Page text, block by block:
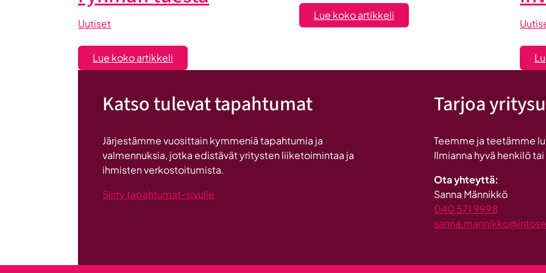
Uutiset
Lue koko artikkeli
Liiketoiminta
-
valmennuksessa
ryhmän
tuesta
Lue koko artikkeli:
Maailma
Katso tulevat tapahtumat
Järjestämme vuosittain kymmeniä tapahtumia ja
valmennuksia, jotka edistävät yritysten liiketoimintaa ja
ihmisten verkostoitumista.
Siirry tapahtumat-sivulle
Tarjoa
Teemme ja teetämme
Ilmianna hyvä henkilö
Ota yhteyttä:
Sanna Männikkö
040 571 9998